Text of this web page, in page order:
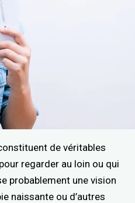
de véritables
regarder au loin ou qui
probablement une vision
naissante ou d’autres